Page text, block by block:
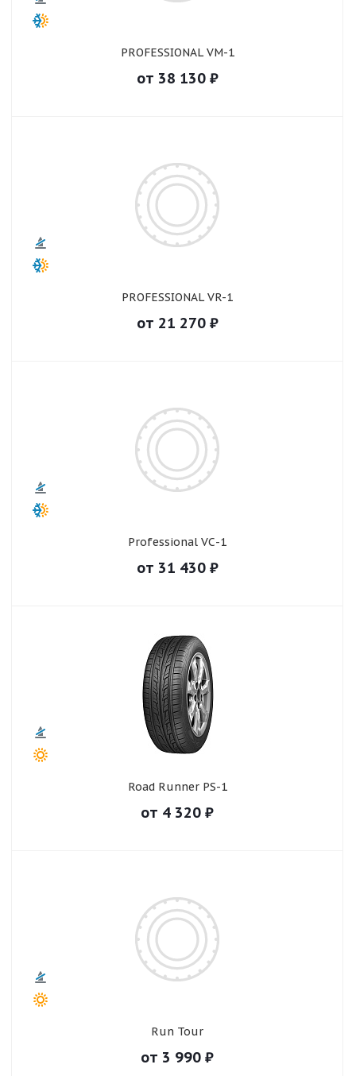
PROFESSIONAL VM-1
от 38 130₽
PROFESSIONAL VR-1
от 21 270₽
Professional VС-1
от 31 430₽
Road Runner PS-1
от 4 320 ₽
Run Tour
от 3 990 ₽